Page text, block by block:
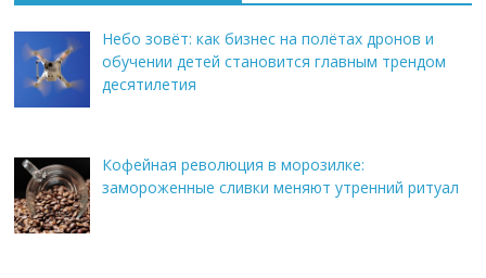
Небо зовёт: как бизнес на полётах дронов и
обучении детей становится главным трендом
десятилетия
Кофейная революция в морозилке:
замороженные сливки меняют утренний ритуал